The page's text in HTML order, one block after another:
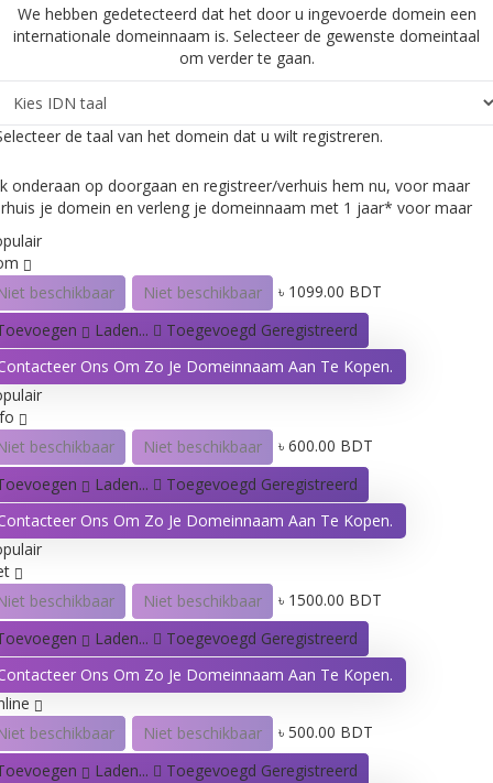
We hebben gedetecteerd dat het door u ingevoerde domein een
internationale domeinnaam is. Selecteer de gewenste domeintaal
om verder te gaan.
de taal van het domein dat u wilt registreren.
onderaan op doorgaan en registreer/verhuis hem nu, voor maar
je domein en verleng je domeinnaam met 1 jaar* voor maar
beschikbaar
Niet beschikbaar
৳ 1099.00 BDT
Laden... Toegevoegd Geregistreerd
Ons Om Zo Je Domeinnaam Aan Te Kopen.
beschikbaar
Niet beschikbaar
৳ 600.00 BDT
Laden... Toegevoegd Geregistreerd
Ons Om Zo Je Domeinnaam Aan Te Kopen.
beschikbaar
Niet beschikbaar
৳ 1500.00 BDT
Laden... Toegevoegd Geregistreerd
Ons Om Zo Je Domeinnaam Aan Te Kopen.
beschikbaar
Niet beschikbaar
৳ 500.00 BDT
Laden... Toegevoegd Geregistreerd